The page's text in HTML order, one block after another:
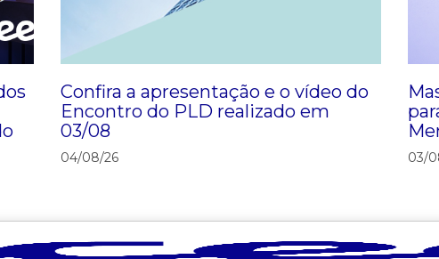
Confira a apresentação e o vídeo do
Encontro do PLD realizado em
03/08
04/08/26 03/